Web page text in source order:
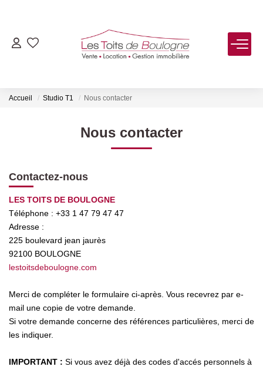
ACHETER
LOUER
VENDRE
FAIRE GÉRER
Nous Rejoindre
Nos Actualités
Accueil Studio T1 Nous contacter
Nous contacter
Contactez-nous
LES TOITS DE BOULOGNE
Téléphone : +33 1 47 79 47 47
Adresse :
225 boulevard jean jaurès
92100 BOULOGNE
lestoitsdeboulogne.com
Merci de compléter le formulaire ci-après. Vous recevrez par e-
mail une copie de votre demande.
Si votre demande concerne des références particulières, merci de
les indiquer.
IMPORTANT : Si vous avez déjà des codes d'accés personnels à